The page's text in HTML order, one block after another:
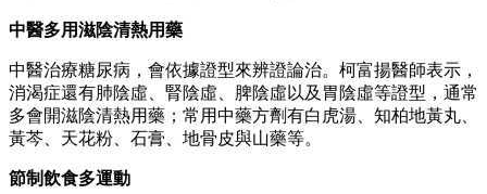
中醫多用滋陰清熱用藥
中醫治療糖尿病，會依據證型來辨證論治。柯富揚醫師表示，
消渴症還有肺陰虛、腎陰虛、脾陰虛以及胃陰虛等證型，通常
多會開滋陰清熱用藥；常用中藥方劑有白虎湯、知柏地黃丸、
黃芩、天花粉、石膏、地骨皮與山藥等。
節制飲食多運動